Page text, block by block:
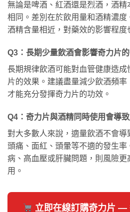
無論是啤酒、紅酒還是烈酒，酒精
相同。差別在於飲用量和酒精濃
酒精含量相近，對藥效的影響程度
Q3：長期少量飲酒會影響奇力片
長期規律飲酒可能對血管健康造
片的效果。建議盡量減少飲酒頻率
才能充分發揮奇力片的功效。
Q4：奇力片與酒精同時使用會導
對大多數人來說，適量飲酒不會導
頭痛、面紅、頭暈等不適的發生
病、高血壓或肝臟問題，則風險
用。
立即在線訂購奇力片 —